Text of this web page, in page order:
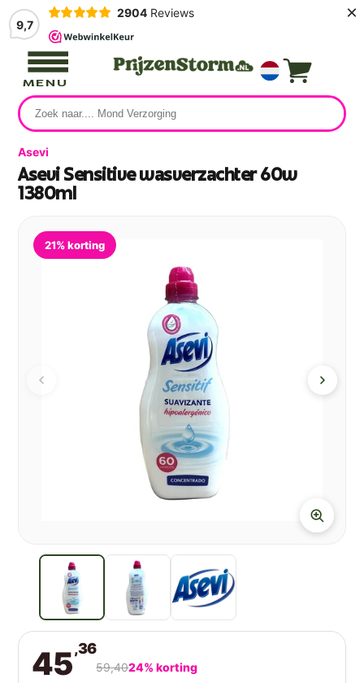
9,7
2904 Reviews ×
MENU
Asevi
Asevi Sensitive wasverzachter 60w
1380ml
21% korting
45,36
59,4024% korting